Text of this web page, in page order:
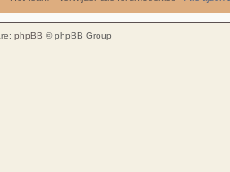
phpBB © phpBB Group